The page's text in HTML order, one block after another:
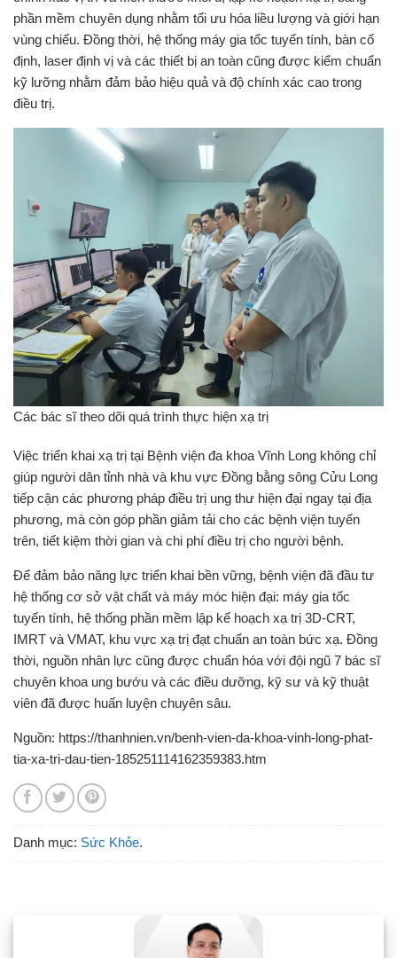
phần mềm chuyên dụng nhằm tối ưu hóa liều lượng và giới hạn
vùng chiếu. Đồng thời, hệ thống máy gia tốc tuyến tính, bàn cố
định, laser định vị và các thiết bị an toàn cũng được kiểm chuẩn
kỹ lưỡng nhằm đảm bảo hiệu quả và độ chính xác cao trong
điều trị.
Các bác sĩ theo dõi quá trình thực hiện xạ trị
Việc triển khai xạ trị tại Bệnh viện đa khoa Vĩnh Long không chỉ
giúp người dân tỉnh nhà và khu vực Đồng bằng sông Cửu Long
tiếp cận các phương pháp điều trị ung thư hiện đại ngay tại địa
phương, mà còn góp phần giảm tải cho các bệnh viện tuyến
trên, tiết kiệm thời gian và chi phí điều trị cho người bệnh.
Để đảm bảo năng lực triển khai bền vững, bệnh viện đã đầu tư
hệ thống cơ sở vật chất và máy móc hiện đại: máy gia tốc
tuyến tính, hệ thống phần mềm lập kế hoạch xạ trị 3D-CRT,
IMRT và VMAT, khu vực xạ trị đạt chuẩn an toàn bức xạ. Đồng
thời, nguồn nhân lực cũng được chuẩn hóa với đội ngũ 7 bác sĩ
chuyên khoa ung bướu và các điều dưỡng, kỹ sư và kỹ thuật
viên đã được huấn luyện chuyên sâu.
Nguồn: https://thanhnien.vn/benh-vien-da-khoa-vinh-long-phat-
tia-xa-tri-dau-tien-185251114162359383.htm
Danh mục: Sức Khỏe.